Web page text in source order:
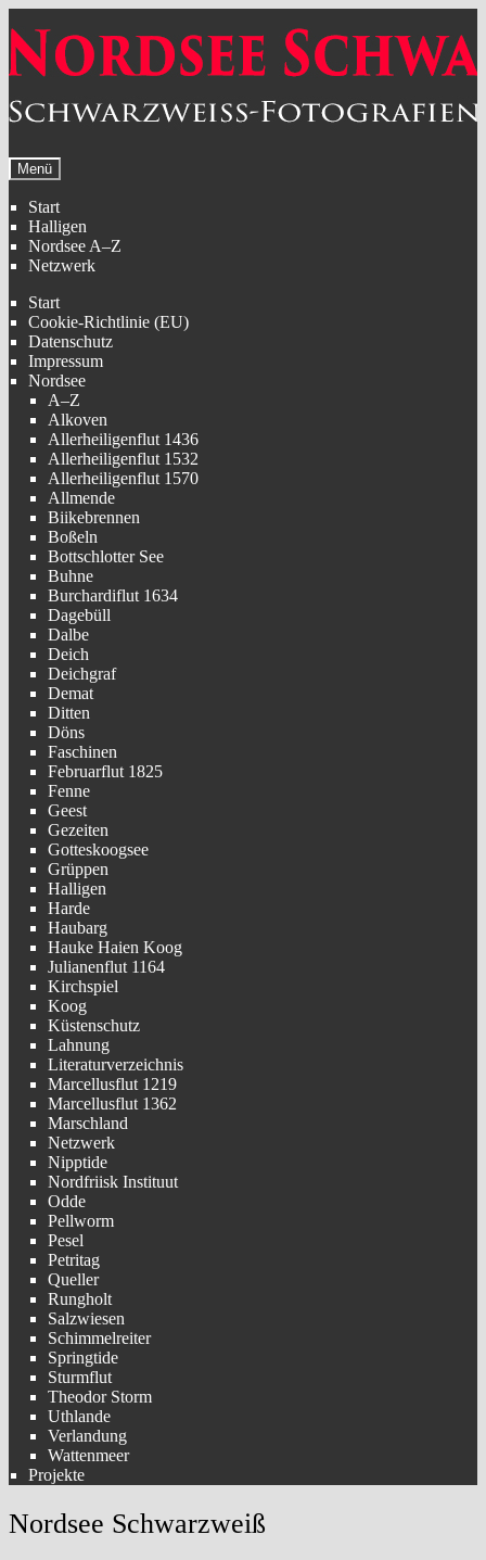
Navigation
springen
Inhalt
springen
Menü
Start
Halligen
Nordsee A–Z
Netzwerk
Start
Cookie-Richtlinie (EU)
Datenschutz
Impressum
Nordsee
A–Z
Alkoven
Allerheiligenflut 1436
Allerheiligenflut 1532
Allerheiligenflut 1570
Allmende
Biikebrennen
Boßeln
Bottschlotter See
Buhne
Burchardiflut 1634
Dagebüll
Dalbe
Deich
Deichgraf
Demat
Ditten
Döns
Faschinen
Februarflut 1825
Fenne
Geest
Gezeiten
Gotteskoogsee
Grüppen
Halligen
Harde
Haubarg
Hauke Haien Koog
Julianenflut 1164
Kirchspiel
Koog
Küstenschutz
Lahnung
Literaturverzeichnis
Marcellusflut 1219
Marcellusflut 1362
Marschland
Netzwerk
Nipptide
Nordfriisk Instituut
Odde
Pellworm
Pesel
Petritag
Queller
Rungholt
Salzwiesen
Schimmelreiter
Springtide
Sturmflut
Theodor Storm
Uthlande
Verlandung
Wattenmeer
Projekte
Nordsee Schwarzweiß